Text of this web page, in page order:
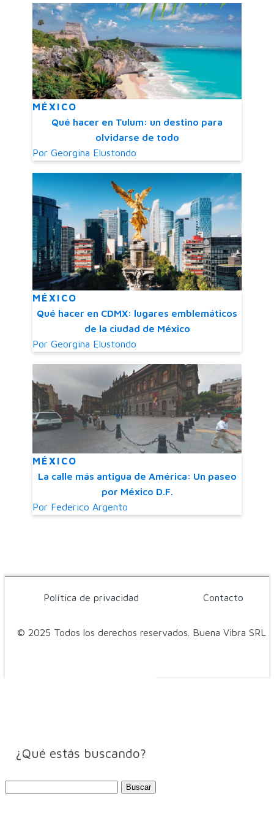
MÉXICO
Qué hacer en Tulum: un destino para
olvidarse de todo
Por Georgina Elustondo
MÉXICO
Qué hacer en CDMX: lugares emblemáticos
de la ciudad de México
Por Georgina Elustondo
MÉXICO
La calle más antigua de América: Un paseo
por México D.F.
Por Federico Argento
© 2025 Todos los derechos reservados. Buena Vibra SRL
Política de privacidad Contacto
¿Qué estás buscando?